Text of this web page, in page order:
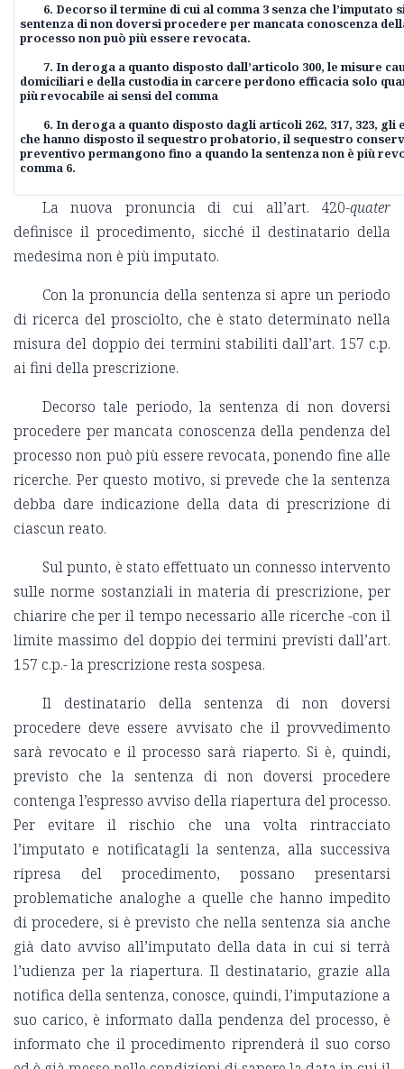
6. Decorso il termine di cui al comma 3 senza che
sentenza di non doversi procedere per mancata conoscenza
processo non può più essere revocata.
7. In deroga a quanto disposto dall’articolo 300, le misure
domiciliari e della custodia in carcere perdono efficacia solo
più revocabile ai sensi del comma
6. In deroga a quanto disposto dagli articoli 262, 317, 323,
che hanno disposto il sequestro probatorio, il sequestro
preventivo permangono fino a quando la sentenza non è più
comma 6.
La nuova pronuncia di cui all’art. 420-quater
definisce il procedimento, sicché il destinatario della
medesima non è più imputato.
Con la pronuncia della sentenza si apre un periodo
di ricerca del prosciolto, che è stato determinato nella
misura del doppio dei termini stabiliti dall’art. 157 c.p.
ai fini della prescrizione.
Decorso tale periodo, la sentenza di non doversi
procedere per mancata conoscenza della pendenza del
processo non può più essere revocata, ponendo fine alle
ricerche. Per questo motivo, si prevede che la sentenza
debba dare indicazione della data di prescrizione di
ciascun reato.
Sul punto, è stato effettuato un connesso intervento
sulle norme sostanziali in materia di prescrizione, per
chiarire che per il tempo necessario alle ricerche -con il
limite massimo del doppio dei termini previsti dall’art.
157 c.p.- la prescrizione resta sospesa.
Il destinatario della sentenza di non doversi
procedere deve essere avvisato che il provvedimento
sarà revocato e il processo sarà riaperto. Si è, quindi,
previsto che la sentenza di non doversi procedere
contenga l’espresso avviso della riapertura del processo.
Per evitare il rischio che una volta rintracciato
l’imputato e notificatagli la sentenza, alla successiva
ripresa del procedimento, possano presentarsi
problematiche analoghe a quelle che hanno impedito
di procedere, si è previsto che nella sentenza sia anche
già dato avviso all’imputato della data in cui si terrà
l’udienza per la riapertura. Il destinatario, grazie alla
notifica della sentenza, conosce, quindi, l’imputazione a
suo carico, è informato dalla pendenza del processo, è
informato che il procedimento riprenderà il suo corso